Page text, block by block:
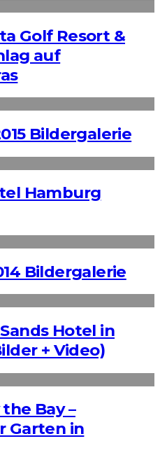
Golf Resort &
auf
Bildergalerie
Hamburg
Bildergalerie
Hotel in
+ Video)
Bay –
Garten in